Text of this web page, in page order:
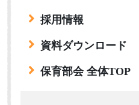
採用情報
資料ダウンロード
保育部会 全体TOP